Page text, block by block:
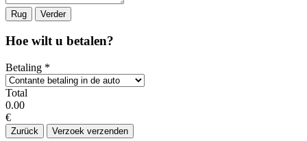
Rug Verder
Hoe wilt u betalen?
Betaling *
Total
0.00
€
Zurück Verzoek verzenden